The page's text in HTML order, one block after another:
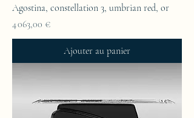
Agostina, constellation 3, umbrian red, or
Prix
4 063,00 €
Ajouter au panier